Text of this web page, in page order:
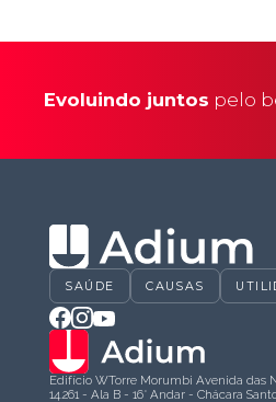
Evoluindo juntos pelo
SAÚDE CAUSAS
Edifício WTorre Morumbi Avenida das
14.261 - Ala B - 16° Andar - Chácara